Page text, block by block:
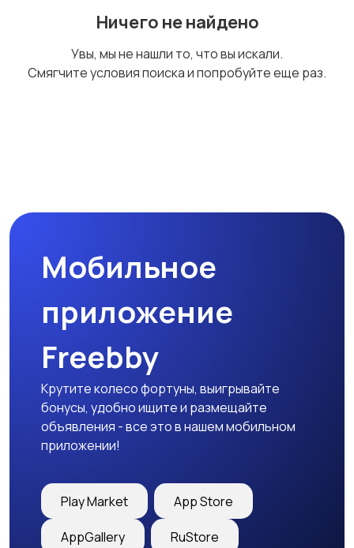
Медицина Начало карьеры
Образование и наука
закупки
Ничего не найдено
Увы, мы не нашли то, что вы искали.
Смягчите условия поиска и попробуйте еще раз.
Мобильное
приложение
Freebby
Крутите колесо фортуны, выигрывайте
бонусы, удобно ищите и размещайте
объявления - все это в нашем мобильном
приложении!
Play Market App Store
AppGallery RuStore